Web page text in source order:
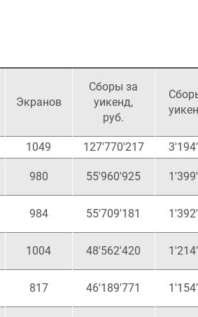
Экранов
Сборы за
уикенд,
руб.
1049 127'770'217
980 55'960'925
984 55'709'181
1004 48'562'420
817 46'189'771